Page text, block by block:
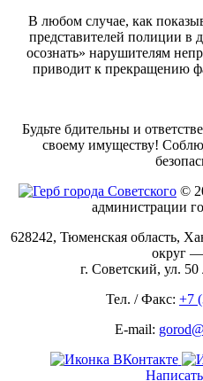
В любом случае, как
представителей полиции в
осознать» нарушителям
приводит к прекращению
Будьте бдительны и
своему имуществу!
©
администрации
628242, Тюменская область,
округ
г. Советский, ул.
Тел. / Факс: +7
E-mail: